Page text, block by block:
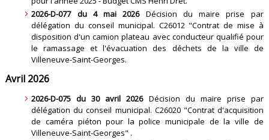
2026-D-077 du 4 mai 2026Décision du maire prise par
délégation du conseil municipal. C26012 "Contrat de mise à
disposition d'un camion plateau avec conducteur qualifié pour
le ramassage et l'évacuation des déchets de la ville de
Villeneuve-Saint-Georges.
Avril 2026
2026-D-075 du 30 avril 2026Décision du maire prise par
délégation du conseil municipal. C26020 "Contrat d'acquisition
de caméra piéton pour la police municipale de la ville de
Villeneuve-Saint-Georges" .